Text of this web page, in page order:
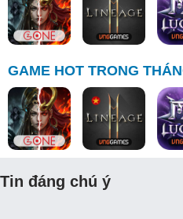
GAME HOT TRONG
Tin đáng chú ý